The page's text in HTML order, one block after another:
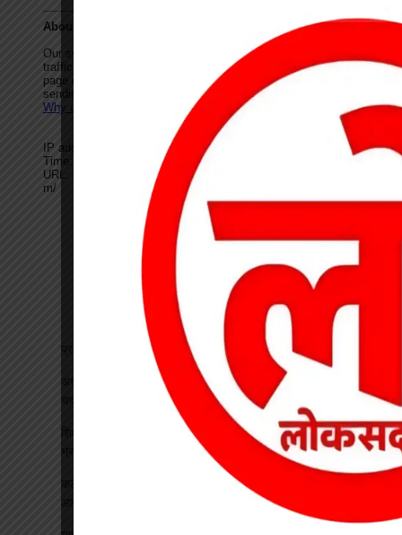
प्रधान पाठक पर हमला, स्कूल का चपरासी गिरफ्तार
अधीक्षिका को हटाने की मांग पर छात्राओं का फूटा गुस्सा, NH-130 पर
चक्काजाम से घंटों थमा यातायात
शिक्षक बने कलेक्टर: कक्षा में पढ़ाया भौतिकी, 100% रिजल्ट पर इसरो
कटघोरा थाना के आरक्षक प्रदीप राठौर एवं रामधन पटेल रिश्वतखोरी के